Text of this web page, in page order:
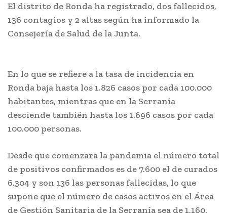
El distrito de Ronda ha registrado, dos fallecidos,
136 contagios y 2 altas según ha informado la
Consejería de Salud de la Junta.
En lo que se refiere a la tasa de incidencia en
Ronda baja hasta los 1.826 casos por cada 100.000
habitantes, mientras que en la Serranía
desciende también hasta los 1.696 casos por cada
100.000 personas.
Desde que comenzara la pandemia el número total
de positivos confirmados es de 7.600 el de curados
6.304 y son 136 las personas fallecidas, lo que
supone que el número de casos activos en el Área
de Gestión Sanitaria de la Serranía sea de 1.160.